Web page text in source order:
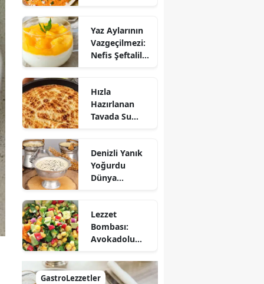
Nasıl Yapılır?
Yaz Aylarının
Vazgeçilmezi:
Nefis Şeftalili
Hızla
Hazırlanan
Tavada Su
Sofralarınıza
Lezzet Katın!
Denizli Yanık
Yoğurdu
Dünya
Lezzet
Bombası:
Avokadolu
Nasıl Yapılır?
GastroLezzetler